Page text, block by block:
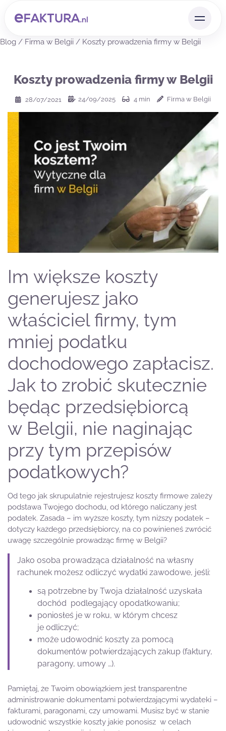
Blog / Firma w Belgii / Koszty prowadzenia firmy w Belgii
Koszty prowadzenia firmy w Belgii
28/07/2021 24/09/2025 4 min Firma w Belgii
Im większe koszty
generujesz jako
właściciel firmy, tym
mniej podatku
dochodowego zapłacisz.
Jak to zrobić skutecznie
będąc przedsiębiorcą
w Belgii, nie naginając
przy tym przepisów
podatkowych?
Od tego jak skrupulatnie rejestrujesz koszty firmowe zależy
podstawa Twojego dochodu, od którego naliczany jest
podatek. Zasada – im wyższe koszty, tym niższy podatek –
dotyczy każdego przedsiębiorcy, na co powinieneś zwrócić
uwagę szczególnie prowadząc firmę w Belgii?
Jako osoba prowadząca działalność na własny
rachunek możesz odliczyć wydatki zawodowe, jeśli:
są potrzebne by Twoja działalność uzyskała
dochód podlegający opodatkowaniu;
poniosłeś je w roku, w którym chcesz
je odliczyć;
może udowodnić koszty za pomocą
dokumentów potwierdzających zakup (faktury,
paragony, umowy …).
Pamiętaj, że Twoim obowiązkiem jest transparentne
administrowanie dokumentami potwierdzającymi wydateki –
fakturami, paragonami, czy umowami. Musisz być w stanie
udowodnić wszystkie koszty jakie ponosisz w celach